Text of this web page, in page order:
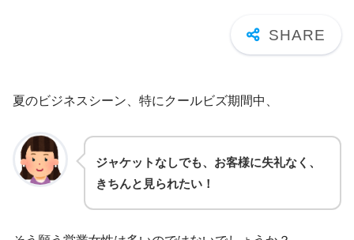
夏のビジネスシーン、特にクールビズ期間中、
ジャケットなしでも、お客様に失礼なく、
きちんと見られたい！